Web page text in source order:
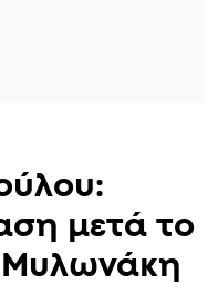
μετά το
Μυλωνάκη